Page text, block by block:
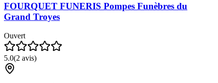
FOURQUET FUNERIS Pompes Funèbres du
Grand Troyes
Ouvert
5.0(2 avis)